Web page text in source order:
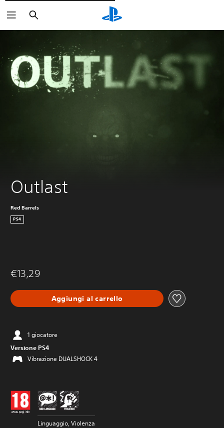
Cerca
Outlast
Red Barrels
PS4
€13,29
Aggiungi al carrello
1 giocatore
Versione PS4
Vibrazione DUALSHOCK 4
Linguaggio, Violenza